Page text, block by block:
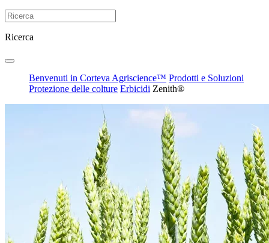
Ricerca
Benvenuti in Corteva Agriscience™ Prodotti e Soluzioni
Protezione delle colture Erbicidi Zenith®